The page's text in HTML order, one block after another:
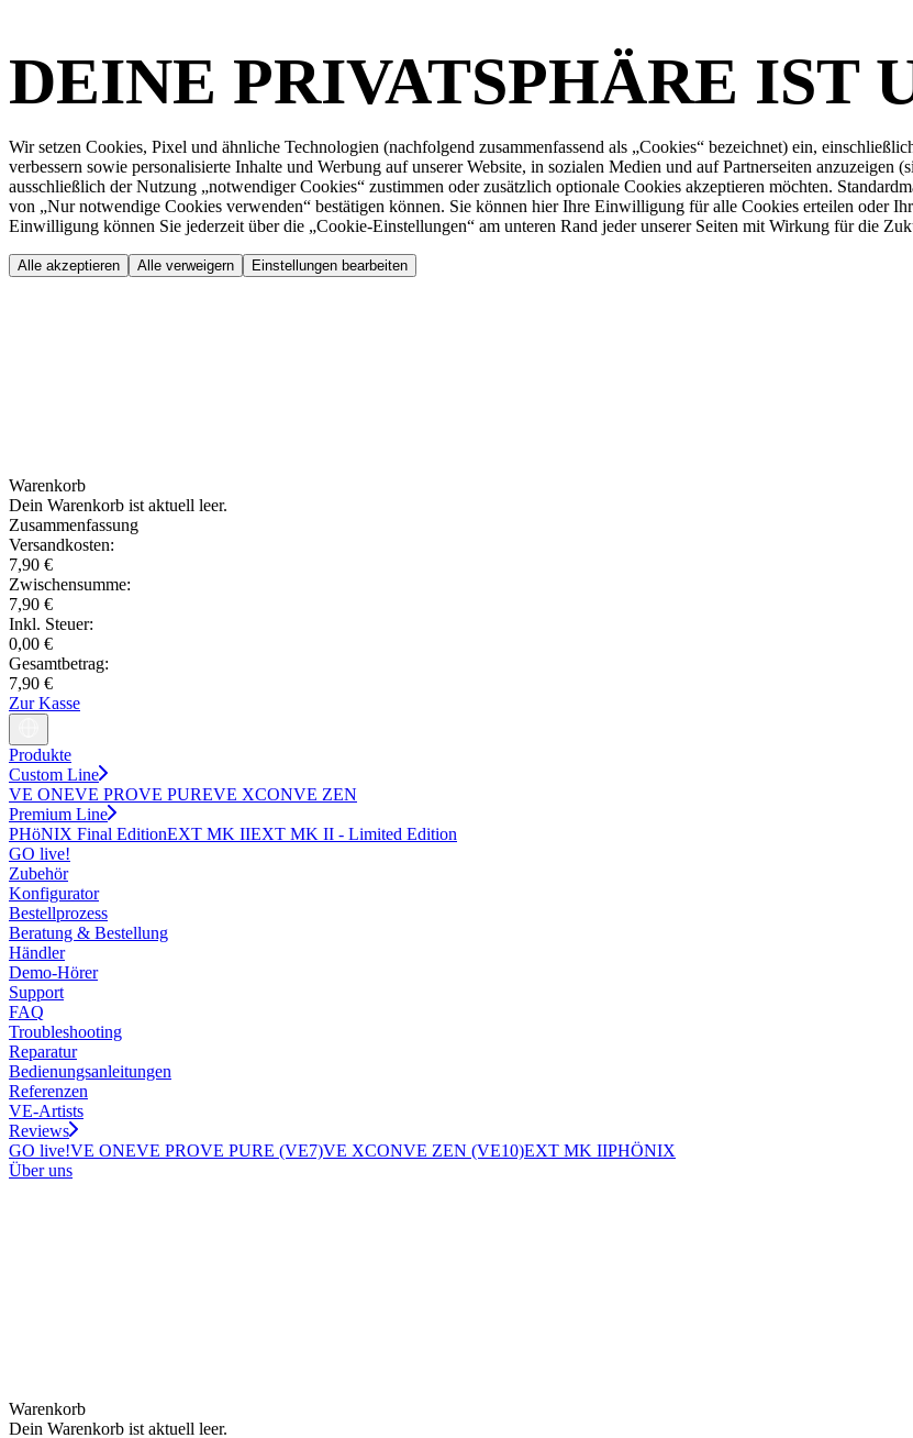
DEINE PRIVATSPHÄRE IST
Wir setzen Cookies, Pixel und ähnliche Technologien (nachfolgend zusammenfassend als „Cookies“ bezeichnet) ein,
verbessern sowie personalisierte Inhalte und Werbung auf unserer Website, in sozialen Medien und auf Partnerseiten anzuzeigen
ausschließlich der Nutzung „notwendiger Cookies“ zustimmen oder zusätzlich optionale Cookies akzeptieren möchten.
von „Nur notwendige Cookies verwenden“ bestätigen können. Sie können hier Ihre Einwilligung für alle Cookies erteilen oder
Einwilligung können Sie jederzeit über die „Cookie-Einstellungen“ am unteren Rand jeder unserer Seiten mit Wirkung für die
Alle akzeptieren Alle verweigern Einstellungen bearbeiten
Warenkorb
Dein Warenkorb ist aktuell leer.
Zusammenfassung
Versandkosten:
7,90 €
Zwischensumme:
7,90 €
Inkl. Steuer:
0,00 €
Gesamtbetrag:
7,90 €
Zur Kasse
Produkte
Custom Line
VE ONEVE PROVE PUREVE XCONVE ZEN
Premium Line
PHöNIX Final EditionEXT MK IIEXT MK II - Limited Edition
GO live!
Zubehör
Konfigurator
Bestellprozess
Beratung & Bestellung
Händler
Demo-Hörer
Support
FAQ
Troubleshooting
Reparatur
Bedienungsanleitungen
Referenzen
VE-Artists
Reviews
GO live!VE ONEVE PROVE PURE (VE7)VE XCONVE ZEN (VE10)EXT MK IIPHÖNIX
Über uns
Warenkorb
Dein Warenkorb ist aktuell leer.